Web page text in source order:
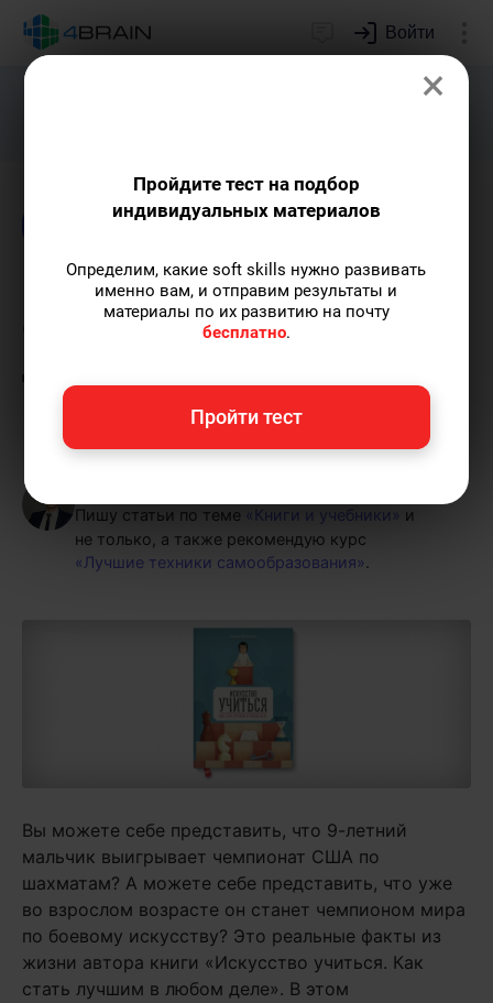
Войти
Подарим индивидуальный план
Книги и учебники
Искусство учиться. Как
стать лучшим в любом
деле
Евгений Буянов— автор-популяризатор
Пишу статьи по теме «Книги и учебники» и
не только, а также рекомендую курс
«Лучшие техники самообразования»
Вы можете себе представить, что 9-летний
мальчик выигрывает чемпионат США по
шахматам? А можете себе представить, что уже
во взрослом возрасте он станет чемпионом мира
по боевому искусству? Это реальные факты из
жизни автора книги «Искусство учиться. Как
стать лучшим в любом деле». В этом
×
Пройдите тест на подбор
индивидуальных материалов
Определим, какие soft skills нужно развивать
именно вам, и отправим результаты и
материалы по их развитию на почту
бесплатно.
Пройти тест